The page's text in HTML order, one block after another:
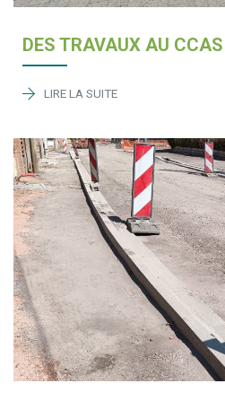
DES TRAVAUX AU CCAS
LIRE LA SUITE